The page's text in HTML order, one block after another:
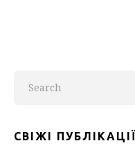
СВІЖІ ПУБЛІКАЦІЇ